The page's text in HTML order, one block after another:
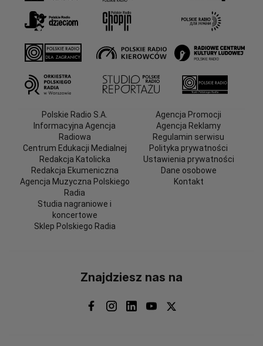
Polskie Radio S.A.
Informacyjna Agencja
Radiowa
Centrum Edukacji Medialnej
Redakcja Katolicka
Redakcja Ekumeniczna
Agencja Muzyczna Polskiego
Radia
Studia nagraniowe i
koncertowe
Sklep Polskiego Radia
Agencja Promocji
Agencja Reklamy
Regulamin serwisu
Polityka prywatności
Ustawienia prywatności
Dane osobowe
Kontakt
Znajdziesz nas na